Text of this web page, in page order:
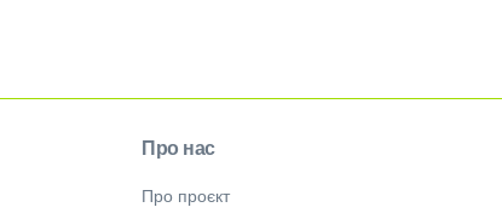
Про нас
Про проєкт